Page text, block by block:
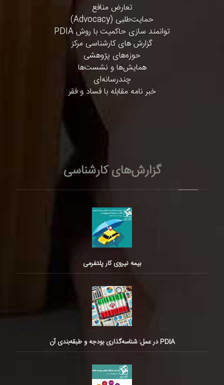
تعارض منافع
حمایت‌طلبی (Advocacy)
توانمند سازی حاکمیت با روش PDIA
گزارش های کارشناسی مرکز
حوزه‌های پژوهشی
همایش‌ها و نشست‌ها
چندرسانه‌ای
خبر نامه مقابله با فساد و فقر
گزارش‌های کارشناسی
بیمه نیروی کار پلتفرمی
PDIA در عمل: شناسه‌گذاری بودجه و طبقه‌بندی آن